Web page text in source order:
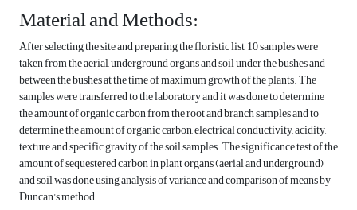
Material and Methods:
After selecting the site and preparing the floristic list, 10 samples were
taken from the aerial, underground organs and soil under the bushes and
between the bushes at the time of maximum growth of the plants. The
samples were transferred to the laboratory and it was done to determine
the amount of organic carbon from the root and branch samples and to
determine the amount of organic carbon, electrical conductivity, acidity,
texture and specific gravity of the soil samples. The significance test of the
amount of sequestered carbon in plant organs (aerial and underground)
and soil was done using analysis of variance and comparison of means by
Duncan's method.